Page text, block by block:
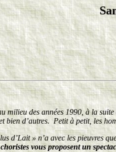
milieu des années 1990, à la
bien d’autres. Petit à petit, les
d’Lait » n’a avec les pieuvres
vous proposent un